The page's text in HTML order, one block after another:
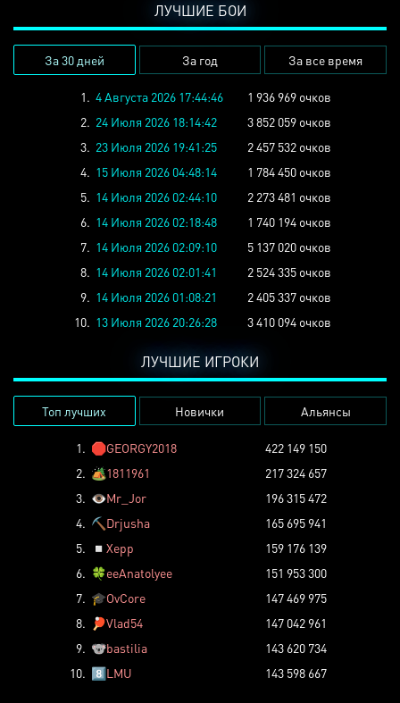
ЛУЧШИЕ БОИ
За 30 дней За год За все время
1. 4 Августа 2026 17:44:46
1 936 969 очков
2. 24 Июля 2026 18:14:42
3 852 059 очков
3. 23 Июля 2026 19:41:25
2 457 532 очков
4. 15 Июля 2026 04:48:14
1 784 450 очков
5. 14 Июля 2026 02:44:10
2 273 481 очков
6. 14 Июля 2026 02:18:48
1 740 194 очков
7. 14 Июля 2026 02:09:10
5 137 020 очков
8. 14 Июля 2026 02:01:41
2 524 335 очков
9. 14 Июля 2026 01:08:21
2 405 337 очков
10. 13 Июля 2026 20:26:28 3 410 094 очков
ЛУЧШИЕ ИГРОКИ
Топ лучших Новички Альянсы
1. 🛑GEORGY2018
422 149 150
2. 🏕️1811961
217 324 657
3. 👁️Mr_Jor
196 315 472
4. ⛏️ Drjusha
165 695 941
5.
◽ Xepp
159 176 139
6. 🍀eeAnatolyee
151 953 300
7. 🎓OvCore
147 469 975
8.
🏓Vlad54
147 042 961
9. 🐨bastilia
143 620 734
10. 8️⃣LMU 143 598 667